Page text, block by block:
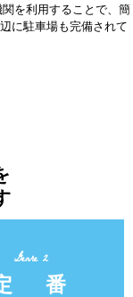
を利用することで、簡
に駐車場も完備されて
Genre 2
番